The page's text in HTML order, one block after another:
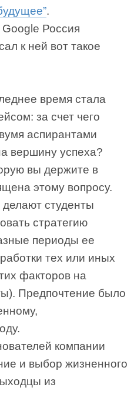
.
Россия
к ней вот такое
время стала
за счет чего
аспирантами
вершину успеха?
вы держите в
этому вопросу.
делают студенты
стратегию
периоды ее
тех или иных
факторов на
Предпочтение было
компании
и выбор жизненного
из